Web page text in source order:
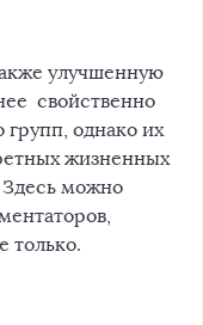
улучшенную
свойственно
групп, однако их
жизненных
Здесь можно
только.